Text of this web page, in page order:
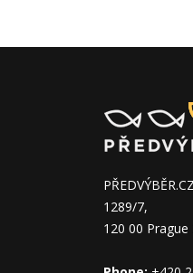
1289/7,
120 00